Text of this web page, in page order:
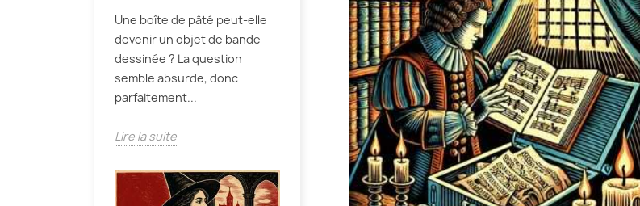
Une boîte de pâté peut-elle
devenir un objet de bande
dessinée ? La question
semble absurde, donc
parfaitement...
Lire la suite